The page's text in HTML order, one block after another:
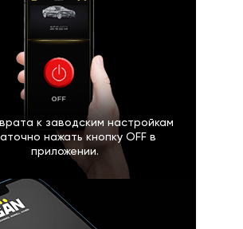
к заводским настройкам
нажать кнопку OFF в
приложении.